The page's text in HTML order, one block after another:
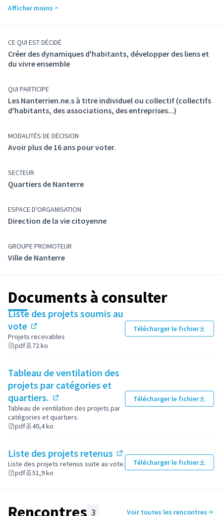
Afficher moins
CE QUI EST DÉCIDÉ
Créer des dynamiques d'habitants, développer des liens et
du vivre ensemble
QUI PARTICIPE
Les Nanterrien.ne.s à titre individuel ou collectif (collectifs
d'habitants, des associations, des entreprises...)
MODALITÉS DE DÉCISION
Avoir plus de 16 ans pour voter.
SECTEUR
Quartiers de Nanterre
ESPACE D'ORGANISATION
Direction de la vie citoyenne
GROUPE PROMOTEUR
Ville de Nanterre
Documents à consulter
Liste des projets soumis au
vote
(Lien externe)
Projets recevables
pdf
72 ko
Télécharger le fichier
Tableau de ventilation des
projets par catégories et
quartiers.
(Lien externe)
Tableau de ventilation des projets par
catégories et quartiers.
pdf
40,4 ko
Télécharger le fichier
Liste des projets retenus
(Lien externe)
Liste des projets retenus suite au vote.
pdf
51,9 ko
Télécharger le fichier
Rencontres 3 Voir toutes les rencontres